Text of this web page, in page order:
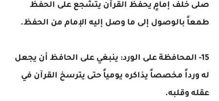
صلى خلف إمامٍ يحفظ القرآن يتشجع على الحفظ
طمعاً بالوصول إلى ما وصل إليه الإمام من الحفظ.
15- المحافظة على الورد: ينبغي على الحافظ أن يجعل
له ورداً مخصصاً يذاكره يومياً حتى يترسخ القرآن في
عقله وقلبه.